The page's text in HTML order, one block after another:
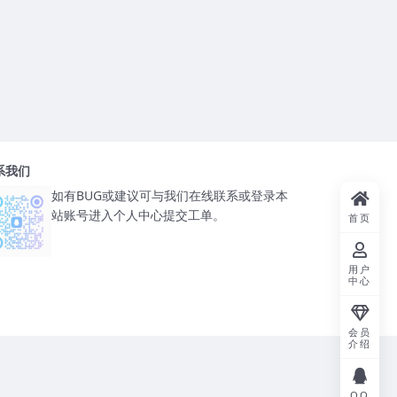
我们
如有BUG或建议可与我们在线联系或登录本
站账号进入个人中心提交工单。
首页
用户
中心
会员
介绍